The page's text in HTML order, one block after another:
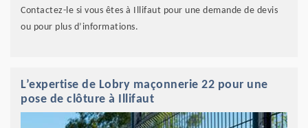
Contactez-le si vous êtes à Illifaut pour une demande de devis
ou pour plus d’informations.
L’expertise de Lobry maçonnerie 22 pour une
pose de clôture à Illifaut